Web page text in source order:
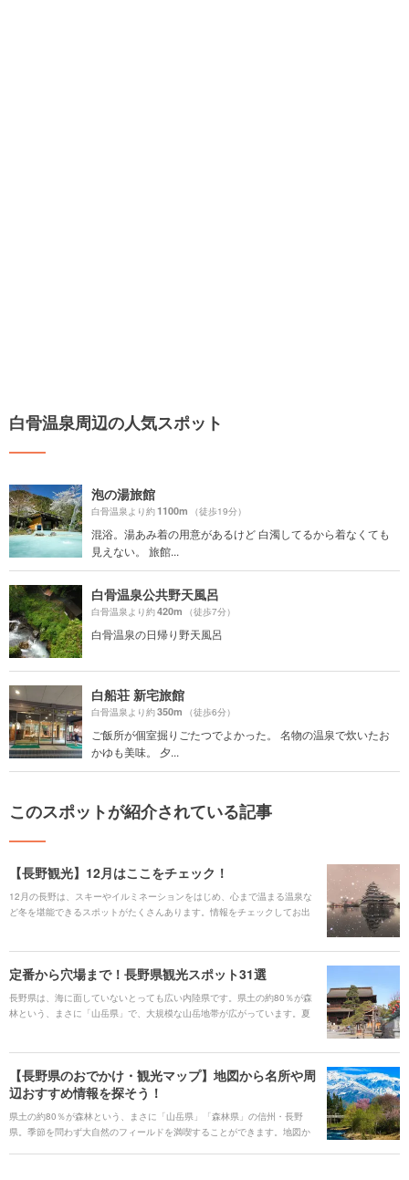
白骨温泉周辺の人気スポット
泡の湯旅館
白骨温泉より約1100m （徒歩19分）
混浴。湯あみ着の用意があるけど 白濁してるから着なくても
見えない。 旅館...
白骨温泉公共野天風呂
白骨温泉より約420m （徒歩7分）
白骨温泉の日帰り野天風呂
白船荘 新宅旅館
白骨温泉より約350m （徒歩6分）
ご飯所が個室掘りごたつでよかった。 名物の温泉で炊いたお
かゆも美味。 夕...
このスポットが紹介されている記事
【長野観光】12月はここをチェック！
12月の長野は、スキーやイルミネーションをはじめ、心まで温まる温泉な
ど冬を堪能できるスポットがたくさんあります。情報をチェックしてお出
定番から穴場まで！長野県観光スポット31選
長野県は、海に面していないとっても広い内陸県です。県土の約80％が森
林という、まさに「山岳県」で、大規模な山岳地帯が広がっています。夏
しいグルメも盛りだくさんです。長野県で日頃の疲れを癒してみてはいか
がでしょうか？
【長野県のおでかけ・観光マップ】地図から名所や周
辺おすすめ情報を探そう！
県土の約80％が森林という、まさに「山岳県」「森林県」の信州・長野
県。季節を問わず大自然のフィールドを満喫することができます。地図か